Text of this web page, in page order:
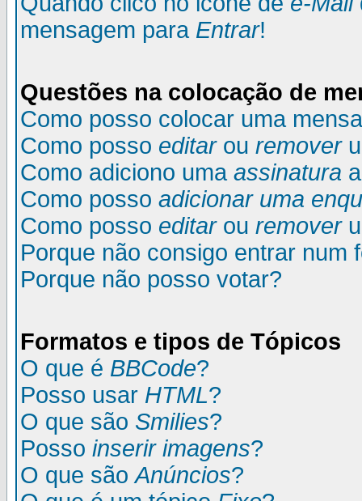
mensagem para Entrar!
Questões na colocação de
Como posso colocar uma
Como posso editarou remover
Como adiciono uma assinatura
Como posso adicionar uma
Como posso editarou remover
Porque não consigo entrar num
Porque não posso votar?
Formatos e tipos de Tópicos
O que é BBCode?
Posso usar HTML?
O que são Smilies?
Posso inserir imagens?
O que sãoAnúncios?